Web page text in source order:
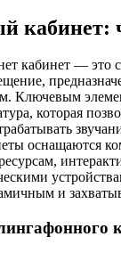
кабинет:
кабинет — это
Ключевым
которая
оснащаются
и